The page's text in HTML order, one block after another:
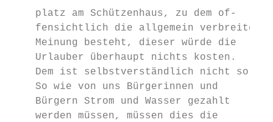
platz am Schützenhaus, zu dem of-
fensichtlich die allgemein
Meinung besteht, dieser würde die
Urlauber überhaupt nichts kosten.
Dem ist selbstverständlich nicht so.
So wie von uns Bürgerinnen und
    Bürgern Strom und Wasser gezahlt
werden müssen, müssen dies die